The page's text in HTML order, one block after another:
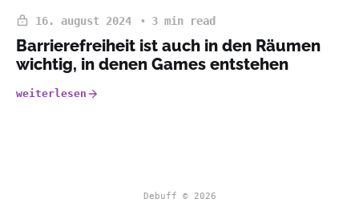
16. august 2024 3 min read
Barrierefreiheit ist auch in den Räumen
wichtig, in denen Games entstehen
weiterlesen
Debuff © 2026